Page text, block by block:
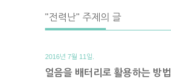
"전력난" 주제의 글
2016년 7월 11일.
얼음을 배터리로 활용하는 방법